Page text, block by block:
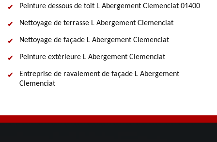
Peinture dessous de toit L Abergement Clemenciat 01400
Nettoyage de terrasse L Abergement Clemenciat
Nettoyage de façade L Abergement Clemenciat
Peinture extérieure L Abergement Clemenciat
Entreprise de ravalement de façade L Abergement
Clemenciat